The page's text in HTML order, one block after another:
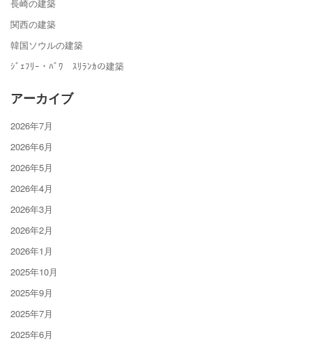
長崎の建築
関西の建築
韓国ソウルの建築
ｼﾞｪﾌﾘｰ・ﾊﾞﾜ ｽﾘﾗﾝｶの建築
アーカイブ
2026年7月
2026年6月
2026年5月
2026年4月
2026年3月
2026年2月
2026年1月
2025年10月
2025年9月
2025年7月
2025年6月